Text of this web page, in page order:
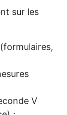
sur les
V